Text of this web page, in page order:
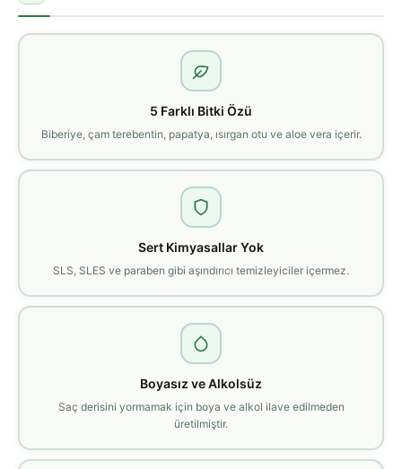
5 Farklı Bitki Özü
Biberiye, çam terebentin, papatya, ısırgan otu ve aloe vera içerir.
Sert Kimyasallar Yok
SLS, SLES ve paraben gibi aşındırıcı temizleyiciler içermez.
Boyasız ve Alkolsüz
Saç derisini yormamak için boya ve alkol ilave edilmeden
üretilmiştir.